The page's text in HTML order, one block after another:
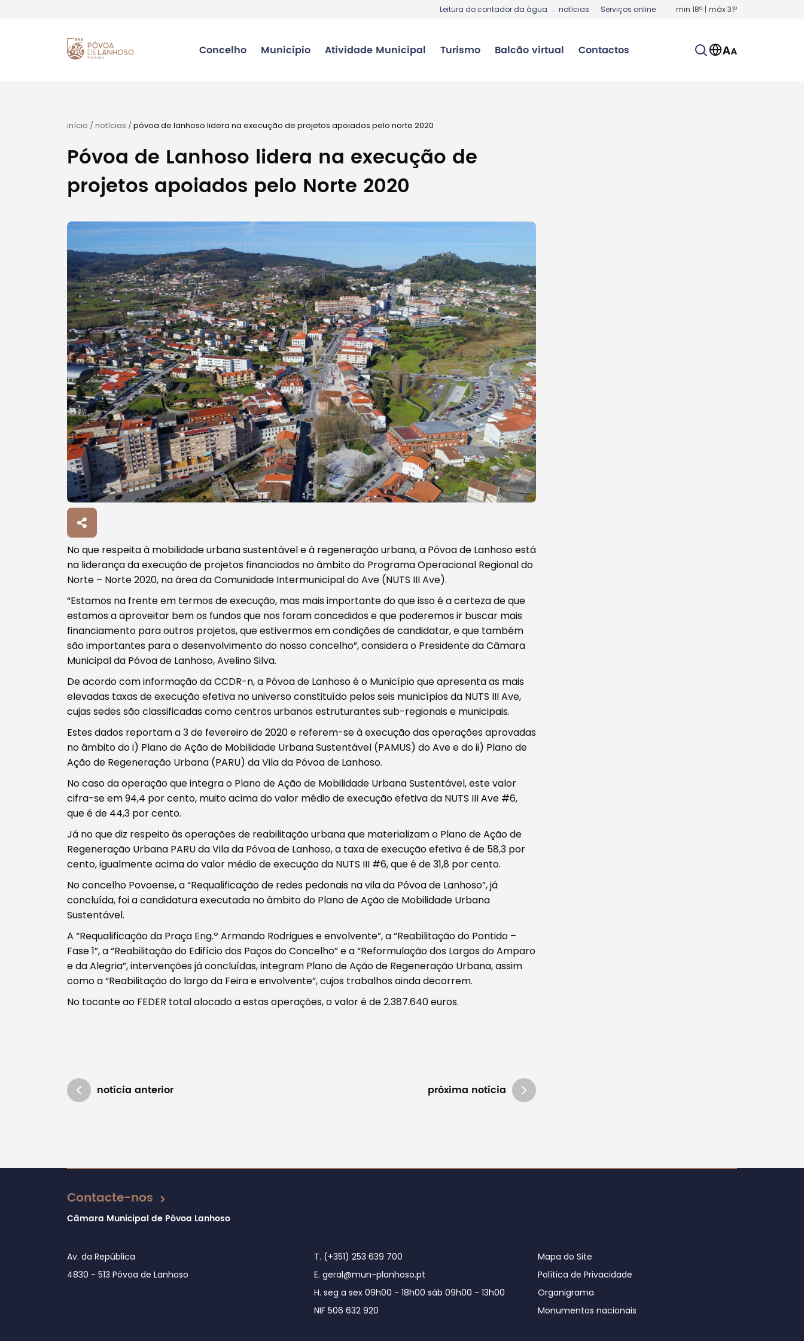
Leitura do contador da água . notícias . Serviços online min 18º | máx31º
Concelho Município Atividade Municipal Turismo Balcão virtual Contactos
Procurar
Tipo de conteúdo
Filtros
início /notícias /póvoa de lanhoso lidera na execução de projetos apoiados pelo norte 2020
Póvoa de Lanhoso lidera na execução de
projetos apoiados pelo Norte 2020
No que respeita à mobilidade urbana sustentável e à regeneração urbana, a Póvoa de Lanhoso está
na liderança da execução de projetos financiados no âmbito do Programa Operacional Regional do
Norte – Norte 2020, na área da Comunidade Intermunicipal do Ave (NUTS III Ave).
“Estamos na frente em termos de execução, mas mais importante do que isso é a certeza de que
estamos a aproveitar bem os fundos que nos foram concedidos e que poderemos ir buscar mais
financiamento para outros projetos, que estivermos em condições de candidatar, e que também
são importantes para o desenvolvimento do nosso concelho”, considera o Presidente da Câmara
Municipal da Póvoa de Lanhoso, Avelino Silva.
De acordo com informação da CCDR-n, a Póvoa de Lanhoso é o Município que apresenta as mais
elevadas taxas de execução efetiva no universo constituído pelos seis municípios da NUTS III Ave,
cujas sedes são classificadas como centros urbanos estruturantes sub-regionais e municipais.
Estes dados reportam a 3 de fevereiro de 2020 e referem-se à execução das operações aprovadas
no âmbito do i) Plano de Ação de Mobilidade Urbana Sustentável (PAMUS) do Ave e do ii) Plano de
Ação de Regeneração Urbana (PARU) da Vila da Póvoa de Lanhoso.
No caso da operação que integra o Plano de Ação de Mobilidade Urbana Sustentável, este valor
cifra-se em 94,4 por cento, muito acima do valor médio de execução efetiva da NUTS III Ave #6,
que é de 44,3 por cento.
Já no que diz respeito às operações de reabilitação urbana que materializam o Plano de Ação de
Regeneração Urbana PARU da Vila da Póvoa de Lanhoso, a taxa de execução efetiva é de 58,3 por
cento, igualmente acima do valor médio de execução da NUTS III #6, que é de 31,8 por cento.
No concelho Povoense, a “Requalificação de redes pedonais na vila da Póvoa de Lanhoso”, já
concluída, foi a candidatura executada no âmbito do Plano de Ação de Mobilidade Urbana
Sustentável.
A “Requalificação da Praça Eng.º Armando Rodrigues e envolvente”, a “Reabilitação do Pontido –
Fase 1”, a “Reabilitação do Edifício dos Paços do Concelho” e a “Reformulação dos Largos do Amparo
e da Alegria”, intervenções já concluídas, integram Plano de Ação de Regeneração Urbana, assim
como a “Reabilitação do largo da Feira e envolvente”, cujos trabalhos ainda decorrem.
No tocante ao FEDER total alocado a estas operações, o valor é de 2.387.640 euros.
notícia anterior próxima notícia
Atualizado em 12/02/2020
Contacte-nos
Câmara Municipal de Póvoa Lanhoso
Av. da República
4830 - 513 Póvoa de Lanhoso
T. (+351) 253 639 700
E. geral@mun-planhoso.pt
H. seg a sex 09h00 - 18h00 sáb 09h00 - 13h00
NIF 506 632 920
Mapa do Site
Política de Privacidade
Organigrama
Monumentos nacionais